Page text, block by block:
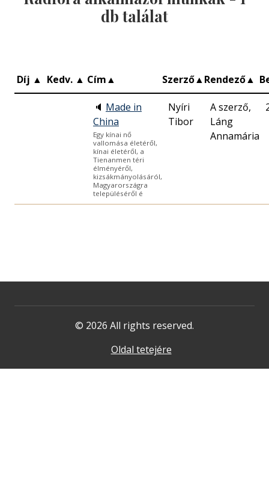
db találat
Díj ▲ Kedv. ▲ Cím▲ Szerző▲Rendező▲
🔈 Made in
China
Egy kínai nő
vallomása életéről,
kínai életéről, a
Tienanmen téri
élményéről,
kizsákmányolásáról,
Magyarországra
településéről é
Nyíri
Tibor
A szerző,
Láng
Annamária
© 2026 All rights reserved.
Oldal tetejére